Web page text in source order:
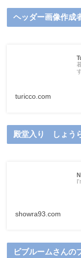
ヘッダー画像作
turicco.com
殿堂入り しょう
showra93.com
ビブルームさんの